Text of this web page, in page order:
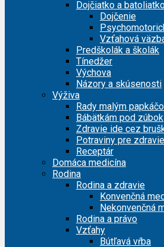
Dojčiatko a
Dojčenie
Vzťahová
Predškolák a školák
Tínedžer
Výchova
Názory a skúsenosti
Výživa
Rady malým
Bábätkám pod zúbok
Zdravie ide cez
Potraviny pre zdravie
Receptár
Domáca medicína
Rodina
Rodina a zdravie
Konvenčná
Nekonvenčná
Rodina a právo
Vzťahy
Bútľavá vŕba